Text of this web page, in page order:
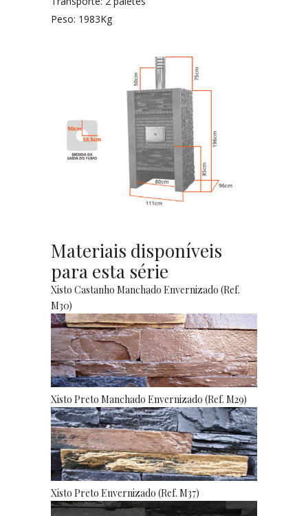
Peso: 1983Kg
Materiais disponíveis
para esta série
Xisto Castanho Manchado Envernizado (Ref.
M30)
Xisto Preto Manchado Envernizado (Ref. M29)
Xisto Preto Envernizado (Ref. M37)